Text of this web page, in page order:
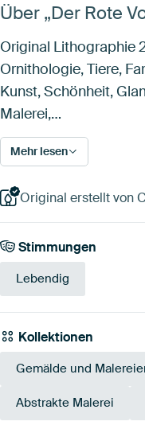
Über „Der Rote
Original Lithographie
Ornithologie, Tiere,
Kunst, Schönheit,
Malerei,…
Mehr lesen
Original erstellt von
Stimmungen
Lebendig
Kollektionen
Gemälde und
Abstrakte Malerei